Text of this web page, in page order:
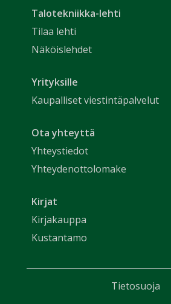
Talotekniikka-lehti
Tilaa lehti
Näköislehdet
Yrityksille
Kaupalliset viestintäpalvelut
Ota yhteyttä
Yhteystiedot
Yhteydenottolomake
Kirjat
Kirjakauppa
Kustantamo
Tietosuoja